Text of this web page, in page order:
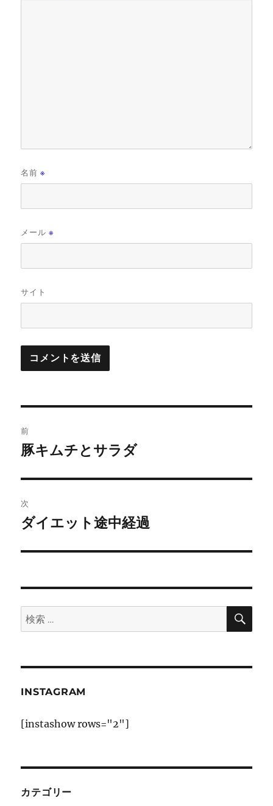
名前※
メール※
サイト
稿
ビ
ゲ
ー
ン
前
前
投
稿:
豚キムチとサラダ
次
次
投
ダイエット途中経過
検
索:
検
INSTAGRAM
[instashow rows="2"]
カテゴリー